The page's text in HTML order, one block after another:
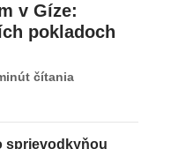
v Gíze:
pokladoch
čítania
sprievodkyňou